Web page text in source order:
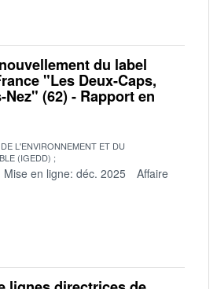
du label
"Les Deux-Caps,
Nez" (62) - Rapport en
L'ENVIRONNEMENT ET DU
(IGEDD)
Mise en ligne: déc. 2025
Affaire